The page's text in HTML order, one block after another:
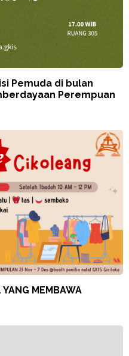
Pemuda di bulan
Perempuan
MEMBAWA